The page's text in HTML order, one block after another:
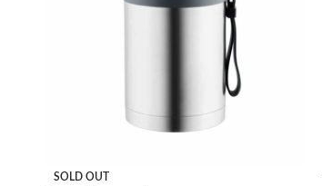
SOLD OUT